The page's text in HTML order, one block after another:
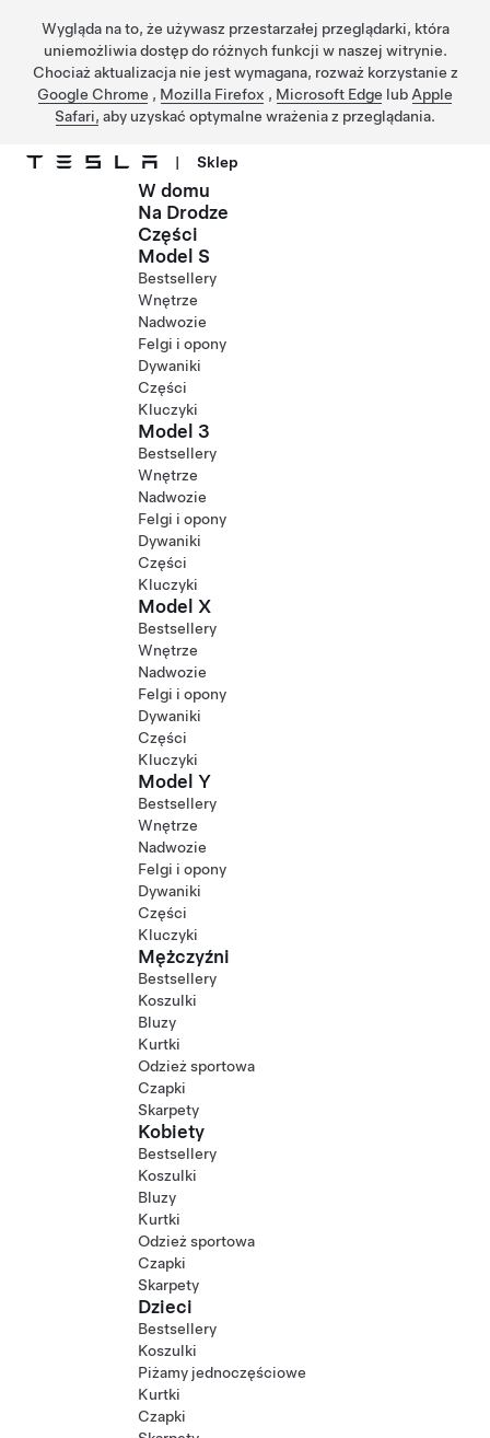
Wygląda na to, że używasz przestarzałej przeglądarki, która
uniemożliwia dostęp do różnych funkcji w naszej witrynie.
Chociaż aktualizacja nie jest wymagana, rozważ korzystanie z
Google Chrome , Mozilla Firefox , Microsoft Edge lub Apple
Safari, aby uzyskać optymalne wrażenia z przeglądania.
Przejdź do głównej zawartości
| Sklep
W domu
Na Drodze
Części
Model S
Bestsellery
Wnętrze
Nadwozie
Felgi i opony
Dywaniki
Części
Kluczyki
Model 3
Bestsellery
Wnętrze
Nadwozie
Felgi i opony
Dywaniki
Części
Kluczyki
Model X
Bestsellery
Wnętrze
Nadwozie
Felgi i opony
Dywaniki
Części
Kluczyki
Model Y
Bestsellery
Wnętrze
Nadwozie
Felgi i opony
Dywaniki
Części
Kluczyki
Mężczyźni
Bestsellery
Koszulki
Bluzy
Kurtki
Odzież sportowa
Czapki
Skarpety
Kobiety
Bestsellery
Koszulki
Bluzy
Kurtki
Odzież sportowa
Czapki
Skarpety
Dzieci
Bestsellery
Koszulki
Piżamy jednoczęściowe
Kurtki
Czapki